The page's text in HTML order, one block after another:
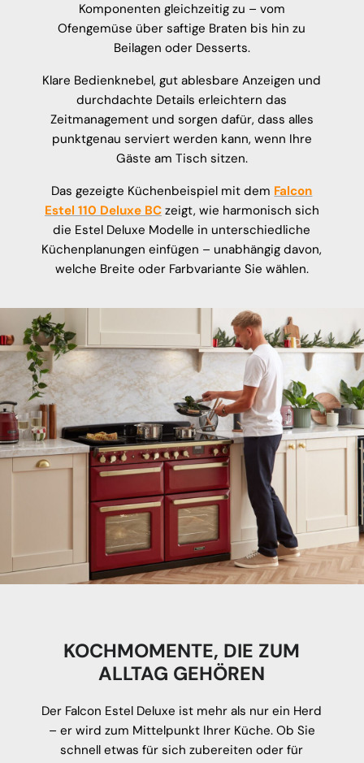
Komponenten gleichzeitig zu – vom
Ofengemüse über saftige Braten bis hin zu
Beilagen oder Desserts.
Klare Bedienknebel, gut ablesbare Anzeigen und
durchdachte Details erleichtern das
Zeitmanagement und sorgen dafür, dass alles
punktgenau serviert werden kann, wenn Ihre
Gäste am Tisch sitzen.
Das gezeigte Küchenbeispiel mit dem Falcon
Estel 110 Deluxe BCzeigt, wie harmonisch sich
die Estel Deluxe Modelle in unterschiedliche
Küchenplanungen einfügen – unabhängig davon,
welche Breite oder Farbvariante Sie wählen.
KOCHMOMENTE, DIE ZUM
ALLTAG GEHÖREN
Der Falcon Estel Deluxe ist mehr als nur ein Herd
– er wird zum Mittelpunkt Ihrer Küche. Ob Sie
schnell etwas für sich zubereiten oder für